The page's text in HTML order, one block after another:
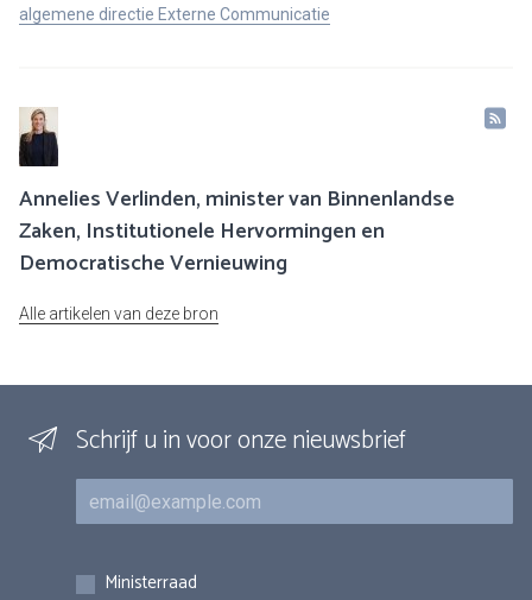
algemene directie Externe Communicatie
Annelies Verlinden, minister van Binnenlandse
Zaken, Institutionele Hervormingen en
Democratische Vernieuwing
Alle artikelen van deze bron
Schrijf u in voor onze nieuwsbrief
E-mail
Inschrijvingen
Ministerraad